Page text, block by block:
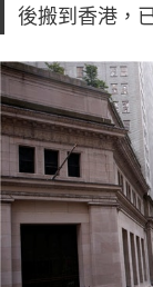
後搬到香港，